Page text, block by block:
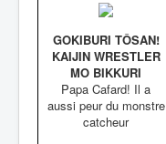
GOKIBURI TÔSAN!
KAIJIN WRESTLER
MO BIKKURI
Papa Cafard! Il a
aussi peur du monstre
catcheur